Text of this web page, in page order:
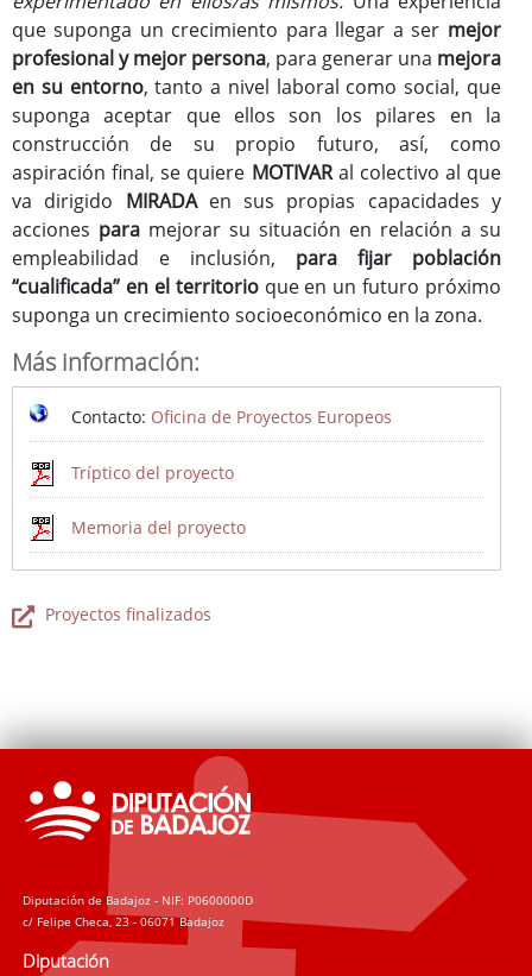
que suponga un crecimiento para llegar a ser mejor
profesional y mejor persona, para generar una mejora
en su entorno, tanto a nivel laboral como social, que
suponga aceptar que ellos son los pilares en la
construcción de su propio futuro, así, como
aspiración final, se quiere MOTIVARal colectivo al que
va dirigido MIRADA en sus propias capacidades y
acciones para mejorar su situación en relación a su
empleabilidad e inclusión, para fijar población
“cualificada” en el territorio que en un futuro próximo
suponga un crecimiento socioeconómico en la zona.
Más información:
Contacto: Oficina de Proyectos Europeos
Tríptico del proyecto
Memoria del proyecto
Proyectos finalizados
Diputación de Badajoz - NIF: P0600000D
c/ Felipe Checa, 23 - 06071 Badajoz
Diputación